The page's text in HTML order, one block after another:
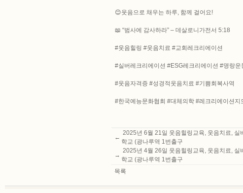
😊웃음으로 채우는 하루, 함께 걸어요!
📖 “범사에 감사하라” – 데살로니가전서 5:18
#웃음힐링 #웃음치료 #교회레크리에이션
#실버레크리에이션 #ESG레크리에이션 #명랑운
#웃음자격증 #성경적웃음치료 #기쁨회복사역
#한국예능문화협회 #대체의학 #레크리에이션지
←
2025년 6월 21일 웃음힐링교육, 웃음치료,
학교 (광나루역 1번출구
→
2025년 4월 26일 웃음힐링교육, 웃음치료,
학교 (광나루역 1번출구
목록